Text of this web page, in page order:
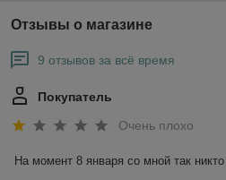
Отзывы о магазине
9 отзывов за всё время
Покупатель
Очень плохо
На момент 8 января со мной так никто